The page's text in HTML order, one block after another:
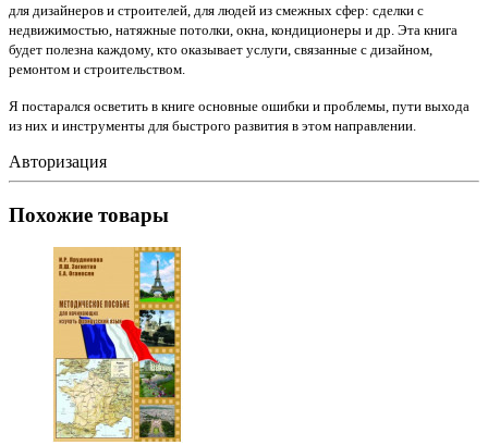
для дизайнеров и строителей, для людей из смежных сфер: сделки с
недвижимостью, натяжные потолки, окна, кондиционеры и др. Эта книга
будет полезна каждому, кто оказывает услуги, связанные с дизайном,
ремонтом и строительством.
Я постарался осветить в книге основные ошибки и проблемы, пути выхода
из них и инструменты для быстрого развития в этом направлении.
Авторизация
Похожие товары